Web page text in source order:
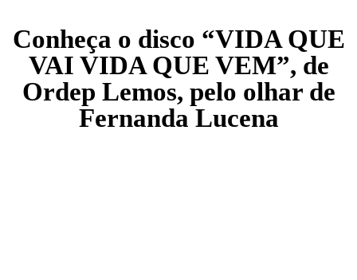
Conheça o disco “VIDA QUE
VAI VIDA QUE VEM”, de
Ordep Lemos, pelo olhar de
Fernanda Lucena